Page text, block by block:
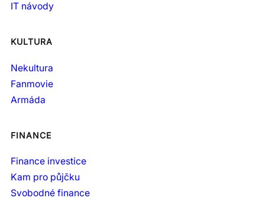
IT návody
KULTURA
Nekultura
Fanmovie
Armáda
FINANCE
Finance investice
Kam pro půjčku
Svobodné finance